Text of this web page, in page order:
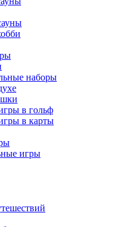
наборы
в гольф
в карты
игры